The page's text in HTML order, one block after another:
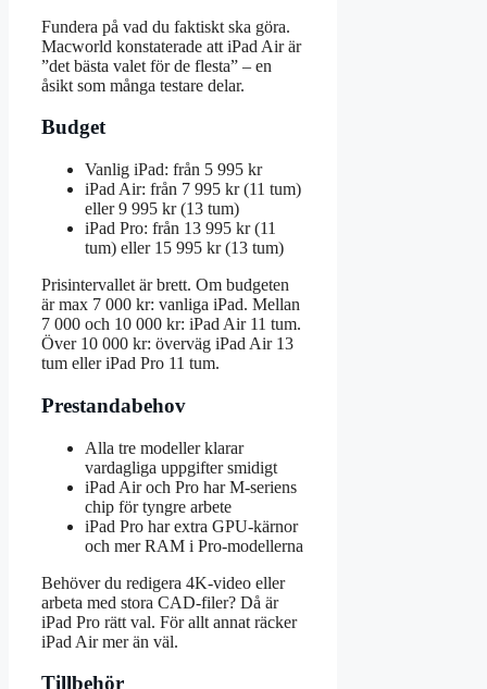
Fundera på vad du faktiskt ska göra.
Macworld konstaterade att iPad Air är
”det bästa valet för de flesta” – en
åsikt som många testare delar.
Budget
Vanlig iPad: från 5 995 kr
iPad Air: från 7 995 kr (11 tum)
eller 9 995 kr (13 tum)
iPad Pro: från 13 995 kr (11
tum) eller 15 995 kr (13 tum)
Prisintervallet är brett. Om budgeten
är max 7 000 kr: vanliga iPad. Mellan
7 000 och 10 000 kr: iPad Air 11 tum.
Över 10 000 kr: överväg iPad Air 13
tum eller iPad Pro 11 tum.
Prestandabehov
Alla tre modeller klarar
vardagliga uppgifter smidigt
iPad Air och Pro har M‑seriens
chip för tyngre arbete
iPad Pro har extra GPU-kärnor
och mer RAM i Pro-modellerna
Behöver du redigera 4K-video eller
arbeta med stora CAD-filer? Då är
iPad Pro rätt val. För allt annat räcker
iPad Air mer än väl.
Tillbehör